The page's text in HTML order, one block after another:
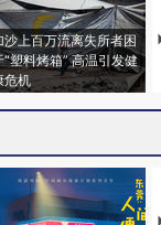
沙上百万流离失所者困
“塑料烤箱” 高温引发健
危机